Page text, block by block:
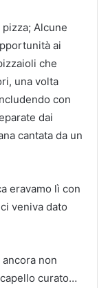
Alcune
ai
che
una volta
con
dai
cantata da un
eravamo lì con
veniva dato
non
curato…